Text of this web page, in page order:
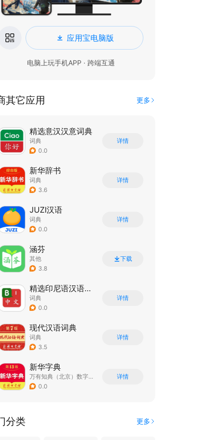
应用宝电脑版
电脑上玩手机APP · 跨端互通
其它应用 更多
精选意汉汉意词典
词典
0.0
详情
新华辞书
词典
3.6
详情
JUZI汉语
词典
0.0
详情
涵芬
其他
3.8
下载
精选印尼语汉语词典
词典
0.0
详情
现代汉语词典
词典
3.5
详情
新华字典
万有知典（北京）数字传媒科技有限公司
0.0
详情
分类 更多